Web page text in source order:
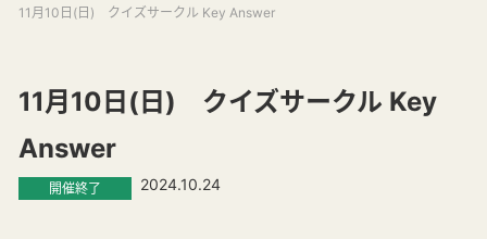
11月10日(日) クイズサークル Key Answer
11月10日(日) クイズサークル Key
Answer
開催終了 2024.10.24